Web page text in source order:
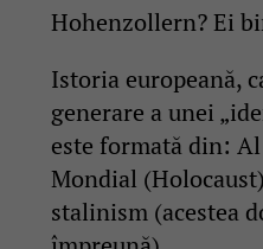
Hohenzollern? Ei
Istoria europeană,
generare a unei
este formată din:
Mondial
stalinism (acestea